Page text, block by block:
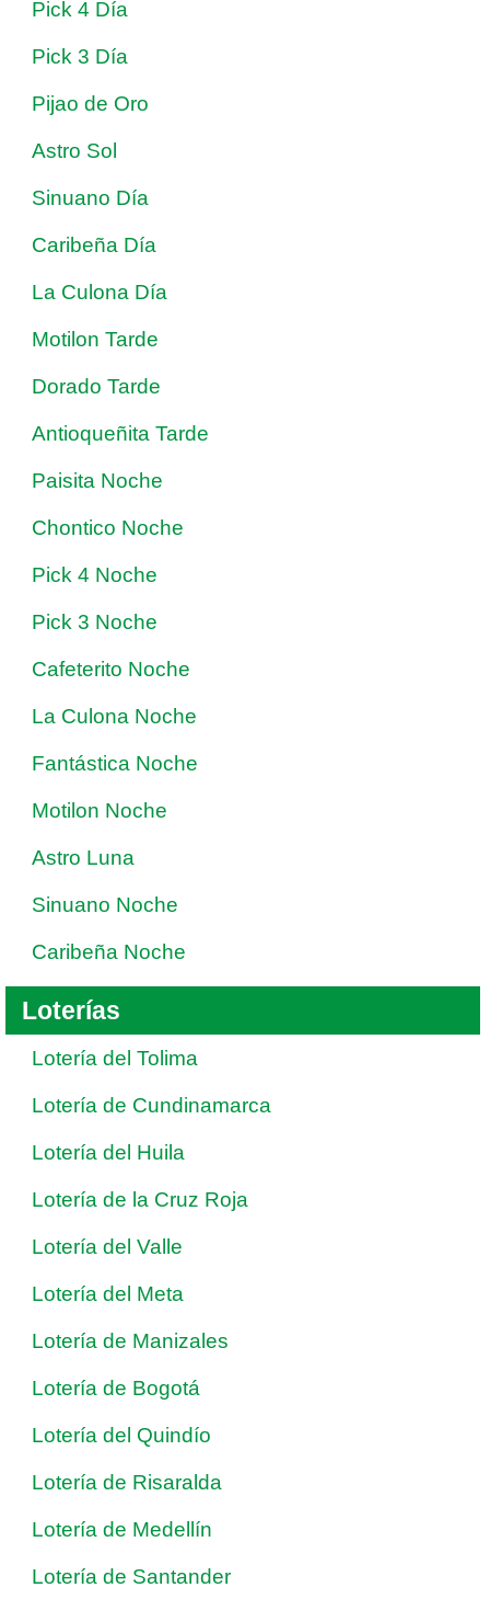
Pick 4 Día
Pick 3 Día
Pijao de Oro
Astro Sol
Sinuano Día
Caribeña Día
La Culona Día
Motilon Tarde
Dorado Tarde
Antioqueñita Tarde
Paisita Noche
Chontico Noche
Pick 4 Noche
Pick 3 Noche
Cafeterito Noche
La Culona Noche
Fantástica Noche
Motilon Noche
Astro Luna
Sinuano Noche
Caribeña Noche
Loterías
Lotería del Tolima
Lotería de Cundinamarca
Lotería del Huila
Lotería de la Cruz Roja
Lotería del Valle
Lotería del Meta
Lotería de Manizales
Lotería de Bogotá
Lotería del Quindío
Lotería de Risaralda
Lotería de Medellín
Lotería de Santander